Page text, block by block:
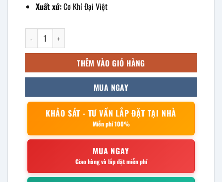
Xuất xứ:Cơ Khí Đại Việt
kệ inox 4 tầng 1200x500x1500mm số lượng
THÊM VÀO GIỎ HÀNG
MUA NGAY
KHẢO SÁT - TƯ VẤN LẮP ĐẶT TẠI NHÀ
Miễn phí 100%
MUA NGAY
Giao hàng và lắp đặt miễn phí